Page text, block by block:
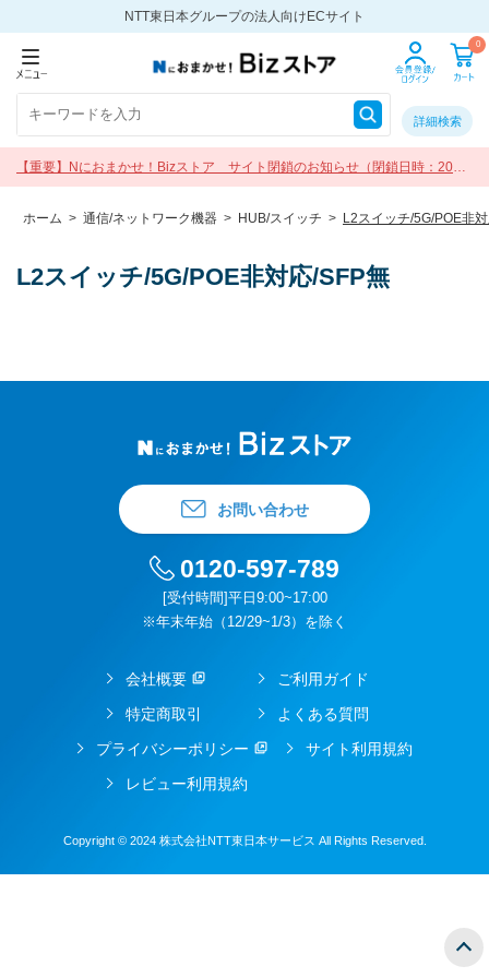
NTT東日本グループの法人向けECサイト
0
詳細検索
【重要】Nにおまかせ！Bizストア サイト閉鎖のお知らせ（閉鎖日時：2026
年9月30日 17:00）
ホーム > 通信/ネットワーク機器 > HUB/スイッチ > L2スイッチ/5G/POE非
L2スイッチ/5G/POE非対応/SFP無
お問い合わせ
0120-597-789
[受付時間]平日9:00~17:00
※年末年始（12/29~1/3）を除く
会社概要
ご利用ガイド
特定商取引
よくある質問
プライバシーポリシー
サイト利用規約
レビュー利用規約
Copyright © 2024 株式会社NTT東日本サービス All Rights Reserved.